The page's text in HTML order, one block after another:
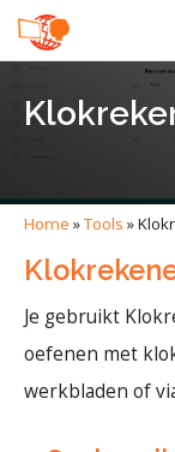
Home »Tools »
Je gebruikt
oefenen met
werkbladen of